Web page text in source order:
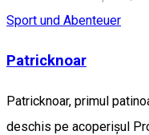
Sport und Abenteuer
Patricknoar
Patricknoar, primul
deschis pe acoperișul